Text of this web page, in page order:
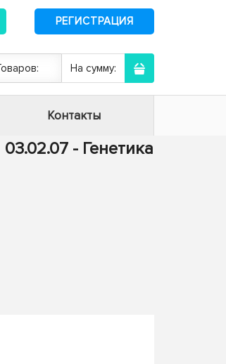
РЕГИСТРАЦИЯ
На сумму:
Контакты
03.02.07 - Генетика